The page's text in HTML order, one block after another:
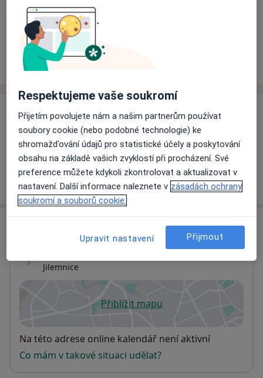
Rezervovat termín
Ceník
Ceník
Informace o službách a cenách nejsou k dispozici
Tento specialista ještě nepřidával žádné informace o
svých službách.
Jilemnice
Přiblížit mapuse otevře v nové záložce
Dostupnost
Na této adrese online kalendář není aktivní
Co mám v takové situaci udělat?
Respektujeme vaše soukromí
Přijetím povolujete nám a našim partnerům používat
soubory cookie (nebo podobné technologie) ke
shromažďování údajů pro statistické účely a poskytování
obsahu na základě vašich zvyklostí při procházení. Své
preference můžete kdykoli zkontrolovat a aktualizovat v
nastavení. Další informace naleznete v zásadách ochrany
soukromí a souborů cookie.
Upravit nastavení Přijmout